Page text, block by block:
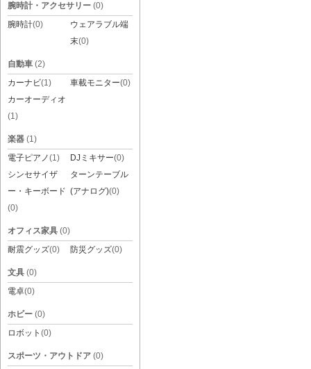
腕時計・アクセサリー (0)
腕時計(0)
ウェアラブル端
末(0)
自動車 (2)
カーナビ(1) 車載モニター(0)
カーオーディオ
(1)
楽器 (1)
電子ピアノ(1) DJミキサー(0)
シンセサイザ
ー・キーボード
(0)
ターンテーブル
(アナログ)(0)
オフィス家具 (0)
耐震グッズ(0) 防災グッズ(0)
文具 (0)
電卓(0)
ホビー (0)
ロボット (0)
スポーツ・アウトドア (0)